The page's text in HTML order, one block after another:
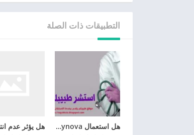
التطبيقات ذات الصلة
هل استعمال cyclo-progynova يمنع الحمل؟